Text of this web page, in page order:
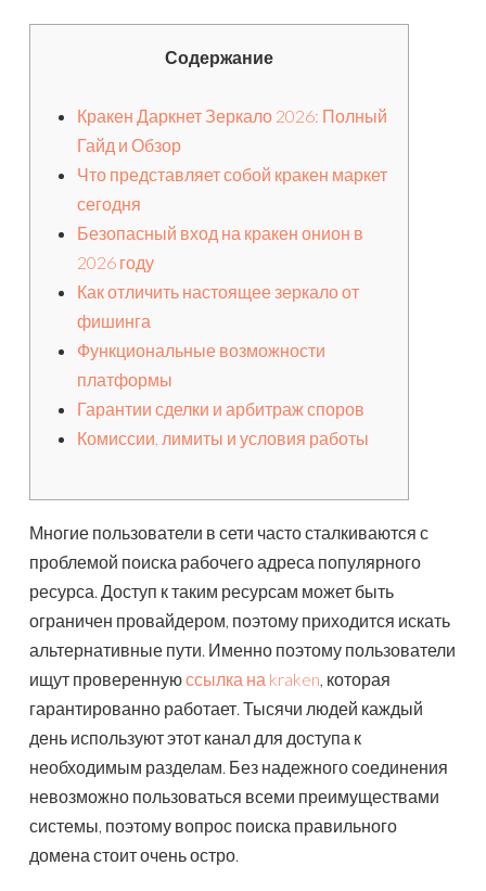
Содержание
Кракен Даркнет Зеркало 2026: Полный
Гайд и Обзор
Что представляет собой кракен маркет
сегодня
Безопасный вход на кракен онион в
2026 году
Как отличить настоящее зеркало от
фишинга
Функциональные возможности
платформы
Гарантии сделки и арбитраж споров
Комиссии, лимиты и условия работы
Многие пользователи в сети часто сталкиваются с
проблемой поиска рабочего адреса популярного
ресурса. Доступ к таким ресурсам может быть
ограничен провайдером, поэтому приходится искать
альтернативные пути. Именно поэтому пользователи
ищут провереннуюссылка на kraken, которая
гарантированно работает. Тысячи людей каждый
день используют этот канал для доступа к
необходимым разделам. Без надежного соединения
невозможно пользоваться всеми преимуществами
системы, поэтому вопрос поиска правильного
домена стоит очень остро.